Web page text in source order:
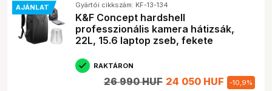
AJÁNLAT Gyártói cikkszám: KF-13-134
K&F Concept hardshell
professzionális kamera hátizsák,
22L, 15.6 laptop zseb, fekete
RAKTÁRON
26 990 HUF 24 050 HUF -10,9%